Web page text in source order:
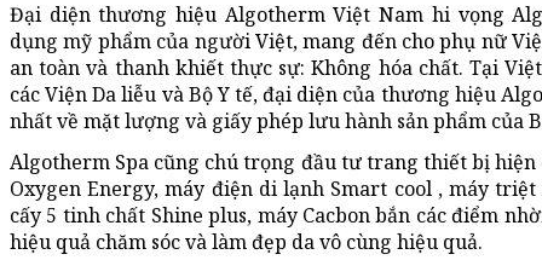
Đại diện thương hiệu Algotherm Việt Nam hi vọng
dụng mỹ phẩm của người Việt, mang đến cho phụ nữ
an toàn và thanh khiết thực sự: Không hóa chất. Tại
các Viện Da liễu và Bộ Y tế, đại diện của thương hiệu
nhất về mặt lượng và giấy phép lưu hành sản phẩm của
Algotherm Spa cũng chú trọng đầu tư trang thiết bị hiện
Oxygen Energy, máy điện di lạnh Smart cool , máy
cấy 5 tinh chất Shine plus, máy Cacbon bắn các điểm
hiệu quả chăm sóc và làm đẹp da vô cùng hiệu quả.